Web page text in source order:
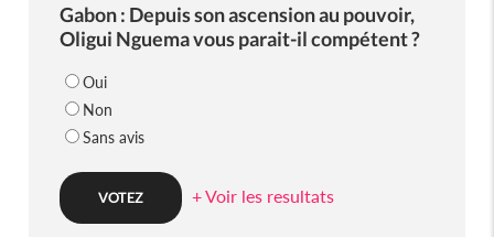
Gabon : Depuis son ascension au pouvoir,
Oligui Nguema vous parait-il compétent ?
Oui
Non
Sans avis
+ Voir les resultats